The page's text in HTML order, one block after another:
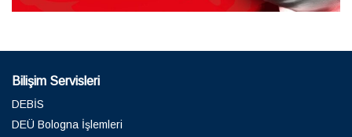
Bilişim Servisleri
DEBİS
DEÜ Bologna İşlemleri